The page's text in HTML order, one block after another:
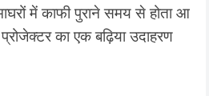
में काफी पुराने समय से होता आ
का एक बढ़िया उदाहरण